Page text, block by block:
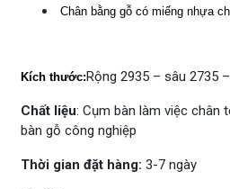
Chân bằng gỗ có miếng nhựa
Kích thước:Rộng 2935 – sâu 2735
Chất liệu: Cụm bàn làm việc chân
bàn gỗ công nghiệp
Thời gian đặt hàng: 3-7 ngày